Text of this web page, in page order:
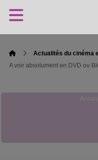
Actualités du cinéma
A voir absolument en DVD ou